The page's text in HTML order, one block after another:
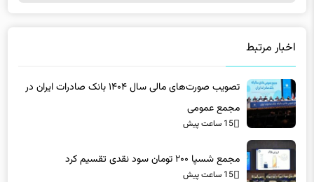
اخبار مرتبط
تصویب صورت‌های مالی سال ۱۴۰۴ بانک صادرات ایران در
مجمع عمومی
15 ساعت پیش
مجمع شسپا ۲۰۰ تومان سود نقدی تقسیم کرد
15 ساعت پیش